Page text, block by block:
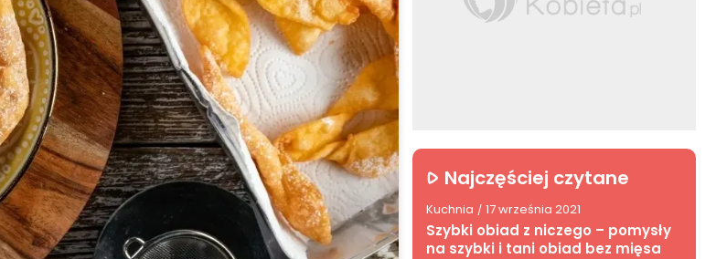
Najczęściej czytane
Kuchnia / 17 września 2021
Szybki obiad z niczego – pomysły
na szybki i tani obiad bez mięsa